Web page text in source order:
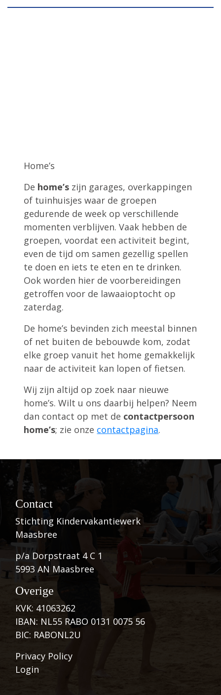
Home’s
De home’s zijn garages, overkappingen
of tuinhuisjes waar de groepen
gedurende de week op verschillende
momenten verblijven. Vaak hebben de
groepen, voordat een activiteit begint,
even de tijd om samen gezellig spellen
te doen en iets te eten en te drinken.
Ook worden hier de voorbereidingen
getroffen voor de lawaaioptocht op
zaterdag.
De home’s bevinden zich meestal binnen
of net buiten de bebouwde kom, zodat
elke groep vanuit het home gemakkelijk
naar de activiteit kan lopen of fietsen.
Wij zijn altijd op zoek naar nieuwe
home’s. Wilt u ons daarbij helpen? Neem
dan contact op met de contactpersoon
home’s; zie onze contactpagina.
Contact
Stichting Kindervakantiewerk
Maasbree
p/a Dorpstraat 4 C 1
5993 AN Maasbree
Overige
KVK: 41063262
IBAN: NL55 RABO 0131 0075 56
BIC: RABONL2U
Privacy Policy
Login